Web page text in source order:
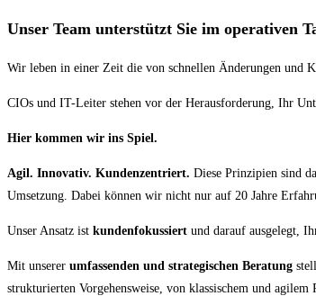
Unser Team unterstützt Sie im operativen
Wir leben in einer Zeit die von schnellen Änderungen und
CIOs und IT-Leiter stehen vor der Herausforderung, Ihr
Hier kommen wir ins Spiel.
Agil. Innovativ. Kundenzentriert. Diese Prinzipien sind
Umsetzung. Dabei können wir nicht nur auf 20 Jahre
Unser Ansatz ist kundenfokussiert und darauf ausgelegt,
Mit unserer umfassenden und strategischen Beratung
strukturierten Vorgehensweise, von klassischem und